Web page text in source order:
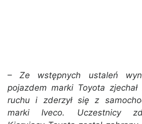
– Ze wstępnych ustaleń
pojazdem marki Toyota
ruchu i zderzył się z
marki Iveco. Uczestnicy